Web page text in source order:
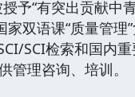
予“有突出贡献中
双语课“质量管
SCI检索和国内
理咨询、培训。